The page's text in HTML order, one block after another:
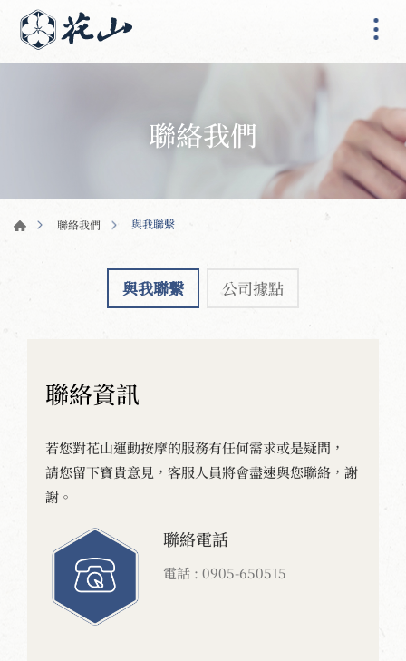
聯絡我們
聯絡我們 與我聯繫
與我聯繫 公司據點
聯絡資訊
若您對花山運動按摩的服務有任何需求或是疑問，
請您留下寶貴意見，客服人員將會盡速與您聯絡，謝
謝。
聯絡電話
電話 : 0905-650515